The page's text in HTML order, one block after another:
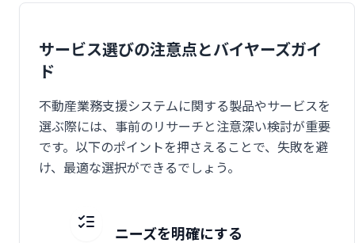
サービス選びの注意点とバイヤーズガイ
ド
不動産業務支援システムに関する製品やサービスを
選ぶ際には、事前のリサーチと注意深い検討が重要
です。以下のポイントを押さえることで、失敗を避
け、最適な選択ができるでしょう。
ニーズを明確にする